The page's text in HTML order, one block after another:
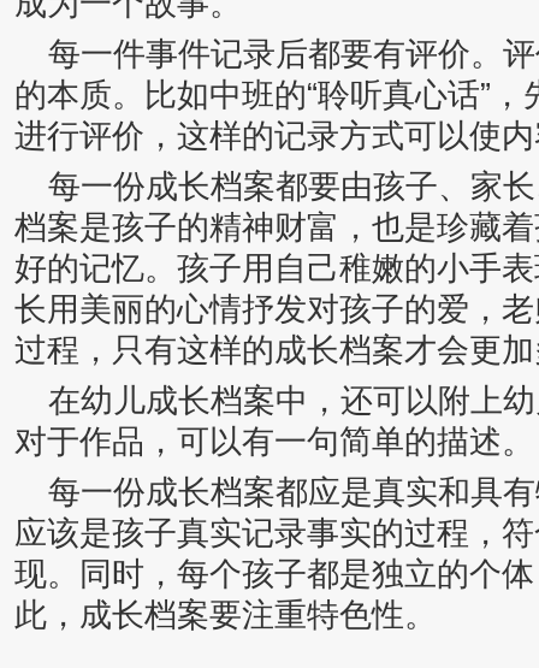
每一件事件记录后都要有评价。
的本质。比如中班的“聆听真心话”
进行评价，这样的记录方式可以使
每一份成长档案都要由孩子、家
档案是孩子的精神财富，也是珍藏
好的记忆。孩子用自己稚嫩的小手
长用美丽的心情抒发对孩子的爱，
过程，只有这样的成长档案才会更
在幼儿成长档案中，还可以附上
对于作品，可以有一句简单的描述。
每一份成长档案都应是真实和具
应该是孩子真实记录事实的过程，
现。同时，每个孩子都是独立的个
此，成长档案要注重特色性。